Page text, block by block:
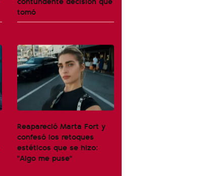
tomó
Reapareció Marta Fort y
confesó los retoques
estéticos que se hizo:
"Algo me puse"